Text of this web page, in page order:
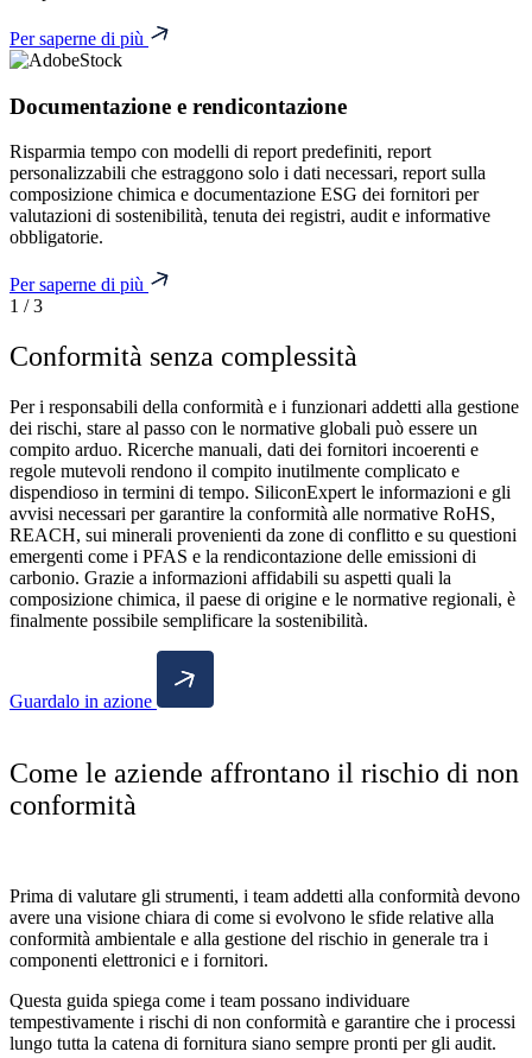
Per saperne di più
Documentazione e rendicontazione
Risparmia tempo con modelli di report predefiniti, report
personalizzabili che estraggono solo i dati necessari, report sulla
composizione chimica e documentazione ESG dei fornitori per
valutazioni di sostenibilità, tenuta dei registri, audit e informative
obbligatorie.
Per saperne di più
1 /3
Conformità senza complessità
Per i responsabili della conformità e i funzionari addetti alla gestione
dei rischi, stare al passo con le normative globali può essere un
compito arduo. Ricerche manuali, dati dei fornitori incoerenti e
regole mutevoli rendono il compito inutilmente complicato e
dispendioso in termini di tempo. SiliconExpert le informazioni e gli
avvisi necessari per garantire la conformità alle normative RoHS,
REACH, sui minerali provenienti da zone di conflitto e su questioni
emergenti come i PFAS e la rendicontazione delle emissioni di
carbonio. Grazie a informazioni affidabili su aspetti quali la
composizione chimica, il paese di origine e le normative regionali, è
finalmente possibile semplificare la sostenibilità.
Guardalo in azione
Come le aziende affrontano il rischio di non
conformità
Prima di valutare gli strumenti, i team addetti alla conformità devono
avere una visione chiara di come si evolvono le sfide relative alla
conformità ambientale e alla gestione del rischio in generale tra i
componenti elettronici e i fornitori.
Questa guida spiega come i team possano individuare
tempestivamente i rischi di non conformità e garantire che i processi
lungo tutta la catena di fornitura siano sempre pronti per gli audit.